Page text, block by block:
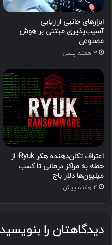
ابزارهای جانبی ارزیابی
آسیب‌پذیری مبتنی بر هوش
مصنوعی
3 هفته پیش
اعتراف تکان‌دهنده هکر Ryuk: از
حمله به مراکز درمانی تا کسب
میلیون‌ها دلار باج
4 هفته پیش
دیدگاهتان را بنویسید